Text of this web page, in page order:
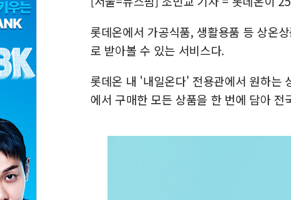
롯데온에서 가공식품, 생활용품 등 상온
로 받아볼 수 있는 서비스다.
롯데온 내 '내일온다' 전용관에서 원하는
에서 구매한 모든 상품을 한 번에 담아